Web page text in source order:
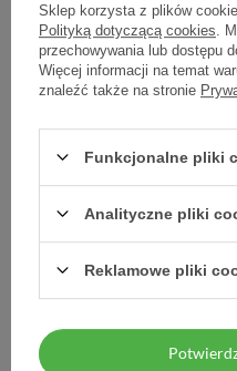
0,55 zł / szt.
LEHNING Phytotux Ipeca
Sklep korzysta z plików
Polityką dotyczącą cookies .
przechowywania lub dostępu
Więcej informacji na temat
znaleźć także na stronie
Funkcjonalne pliki
Analityczne pliki
Reklamowe pliki